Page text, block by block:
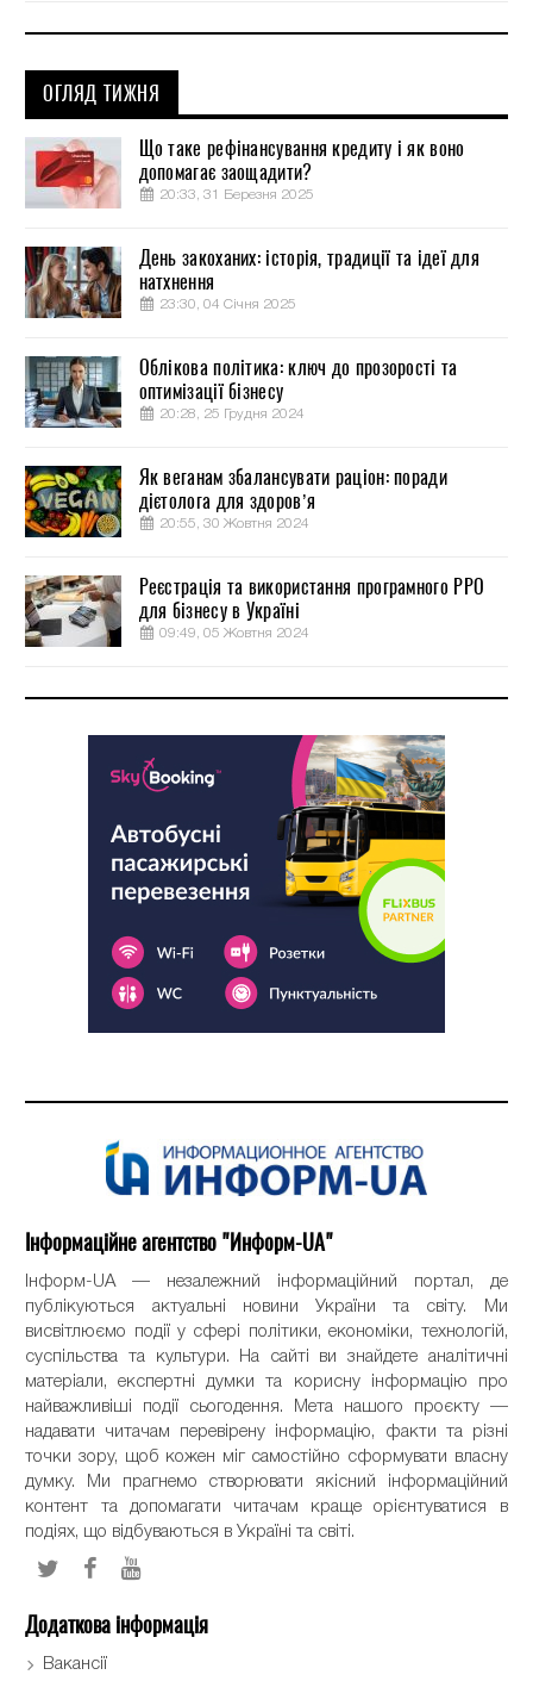
ОГЛЯД ТИЖНЯ
Що таке рефінансування кредиту і як воно
допомагає заощадити?
20:33, 31 Березня 2025
День закоханих: історія, традиції та ідеї для
натхнення
23:30, 04 Січня 2025
Облікова політика: ключ до прозорості та
оптимізації бізнесу
20:28, 25 Грудня 2024
Як веганам збалансувати раціон: поради
дієтолога для здоров’я
20:55, 30 Жовтня 2024
Реєстрація та використання програмного РРО
для бізнесу в Україні
09:49, 05 Жовтня 2024
Інформаційне агентство "Информ-UA"
Інформ-UA — незалежний інформаційний портал, де
публікуються актуальні новини України та світу. Ми
висвітлюємо події у сфері політики, економіки, технологій,
суспільства та культури. На сайті ви знайдете аналітичні
матеріали, експертні думки та корисну інформацію про
найважливіші події сьогодення. Мета нашого проєкту —
надавати читачам перевірену інформацію, факти та різні
точки зору, щоб кожен міг самостійно сформувати власну
думку. Ми прагнемо створювати якісний інформаційний
контент та допомагати читачам краще орієнтуватися в
подіях, що відбуваються в Україні та світі.
Додаткова інформація
Вакансії